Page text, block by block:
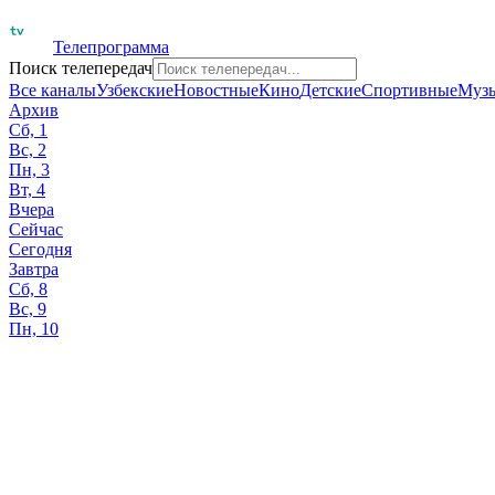
Телепрограмма
Поиск телепередач
Все каналыУзбекскиеНовостныеКиноДетскиеСпортивные
Архив
Сб, 1
Вс, 2
Пн, 3
Вт, 4
Вчера
Сейчас
Сегодня
Завтра
Сб, 8
Вс, 9
Пн, 10